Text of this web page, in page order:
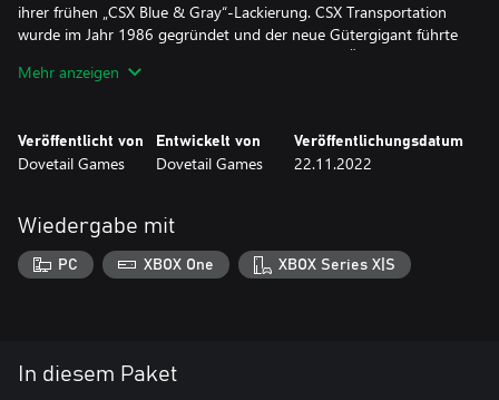
ihrer frühen „CSX Blue & Gray“-Lackierung. CSX Transportation
wurde im Jahr 1986 gegründet und der neue Gütergigant führte
diese zweifarbige Lackierung in seiner Flotte ein. Übernehmen Sie
die Führung schwerer Güterzüge und Rangierdienstleistungen
Mehr anzeigen
Veröffentlicht von
Dovetail Games
Entwickelt von
Dovetail Games
Veröffentlichungsdatum
22.11.2022
Wiedergabe mit
PC XBOX One XBOX Series X|S
In diesem Paket